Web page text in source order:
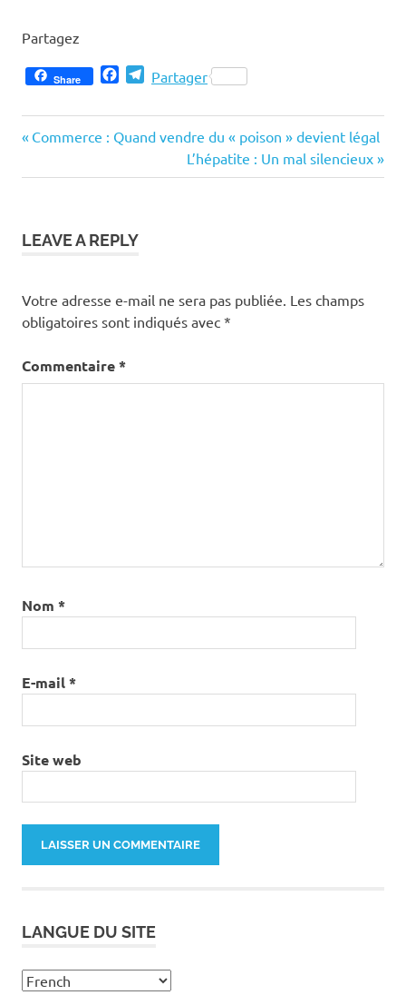
Partagez
Share FacebookTelegram
Partager
Navigation
de
Previous
Commerce : Quand vendre du « poison » devient légal
Next
Post:
L’hépatite : Un mal silencieux
LEAVE A REPLY
Votre adresse e-mail ne sera pas publiée. Les champs
obligatoires sont indiqués avec *
Commentaire*
Nom *
E-mail*
Site web
LANGUE DU SITE